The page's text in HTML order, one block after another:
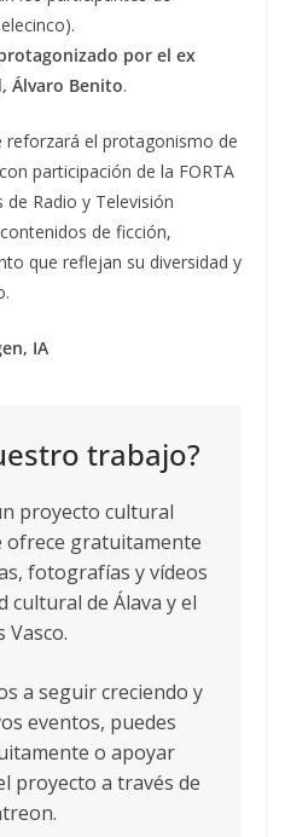
por el ex
Álvaro Benito.
reforzará el protagonismo de
participación de la FORTA
Radio y Televisión
de ficción,
que reflejan su diversidad y
IA
trabajo?
proyecto cultural
ofrece gratuitamente
fotografías y vídeos
cultural de Álava y el
Vasco.
a seguir creciendo y
eventos, puedes
o apoyar
proyecto a través de